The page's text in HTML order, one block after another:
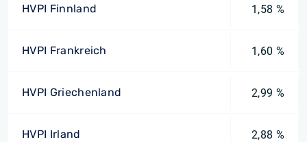
HVPI Finnland 1,58 %
HVPI Frankreich 1,60 %
HVPI Griechenland 2,99 %
HVPI Irland 2,88 %